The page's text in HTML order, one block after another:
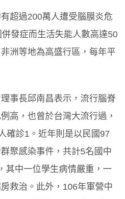
超過200萬人遭受腦膜炎危
發症而生活失能人數高達50
洲等地為高盛行區，每年平
事長邱南昌表示，流行腦脊
高，也曾於台灣大流行過，
確診1。近年則是以民國97
聚感染事件，共計5名國中
其中一位學生病情嚴重，一
救治。此外，106年軍營中